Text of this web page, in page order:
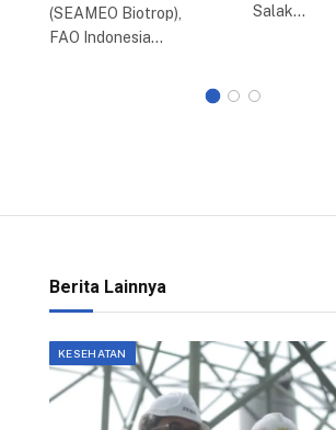
(SEAMEO Biotrop),
FAO Indonesia…
Salak…
Berita Lainnya
KESEHATAN